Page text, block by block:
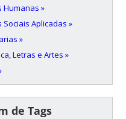
Humanas »
Sociais Aplicadas »
»
Letras e Artes »
de Tags